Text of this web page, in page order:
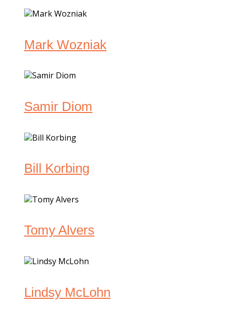
Mark Wozniak
Samir Diom
Bill Korbing
Tomy Alvers
Lindsy McLohn